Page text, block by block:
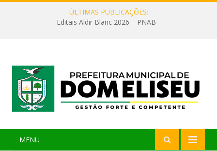
ÚLTIMAS PUBLICAÇÕES:
Editais Aldir Blanc 2026 – PNAB
MENU